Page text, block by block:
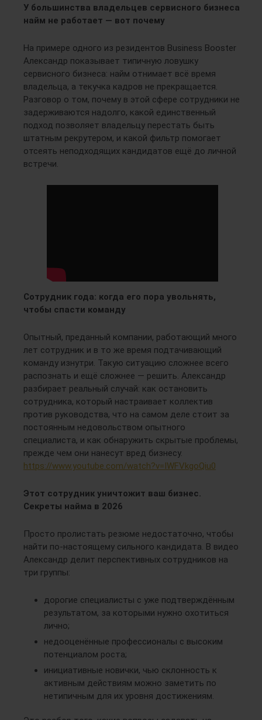
У большинства владельцев сервисного бизнеса
найм не работает — вот почему
На примере одного из резидентов Business Booster
Александр показывает типичную ловушку
сервисного бизнеса: найм отнимает всё время
владельца, а текучка кадров не прекращается.
Разговор о том, почему в этой сфере сотрудники не
задерживаются надолго, какой единственный
подход позволяет владельцу перестать быть
штатным рекрутером, и какой фильтр помогает
отсеять неподходящих кандидатов ещё до личной
встречи.
Сотрудник года: когда его пора увольнять,
чтобы спасти команду
Опытный, преданный компании, работающий много
лет сотрудник и в то же время подтачивающий
команду изнутри. Такую ситуацию сложнее всего
распознать и ещё сложнее — решить. Александр
разбирает реальный случай: как остановить
сотрудника, который настраивает коллектив
против руководства, что на самом деле стоит за
постоянным недовольством опытного
специалиста, и как обнаружить скрытые проблемы,
прежде чем они нанесут вред бизнесу.
https://www.youtube.com/watch?v=IWFVkgoQiu0
Этот сотрудник уничтожит ваш бизнес.
Секреты найма в 2026
Просто пролистать резюме недостаточно, чтобы
найти по-настоящему сильного кандидата. В видео
Александр делит перспективных сотрудников на
три группы:
дорогие специалисты с уже подтверждённым
результатом, за которыми нужно охотиться
лично;
недооценённые профессионалы с высоким
потенциалом роста;
инициативные новички, чью склонность к
активным действиям можно заметить по
нетипичным для их уровня достижениям.